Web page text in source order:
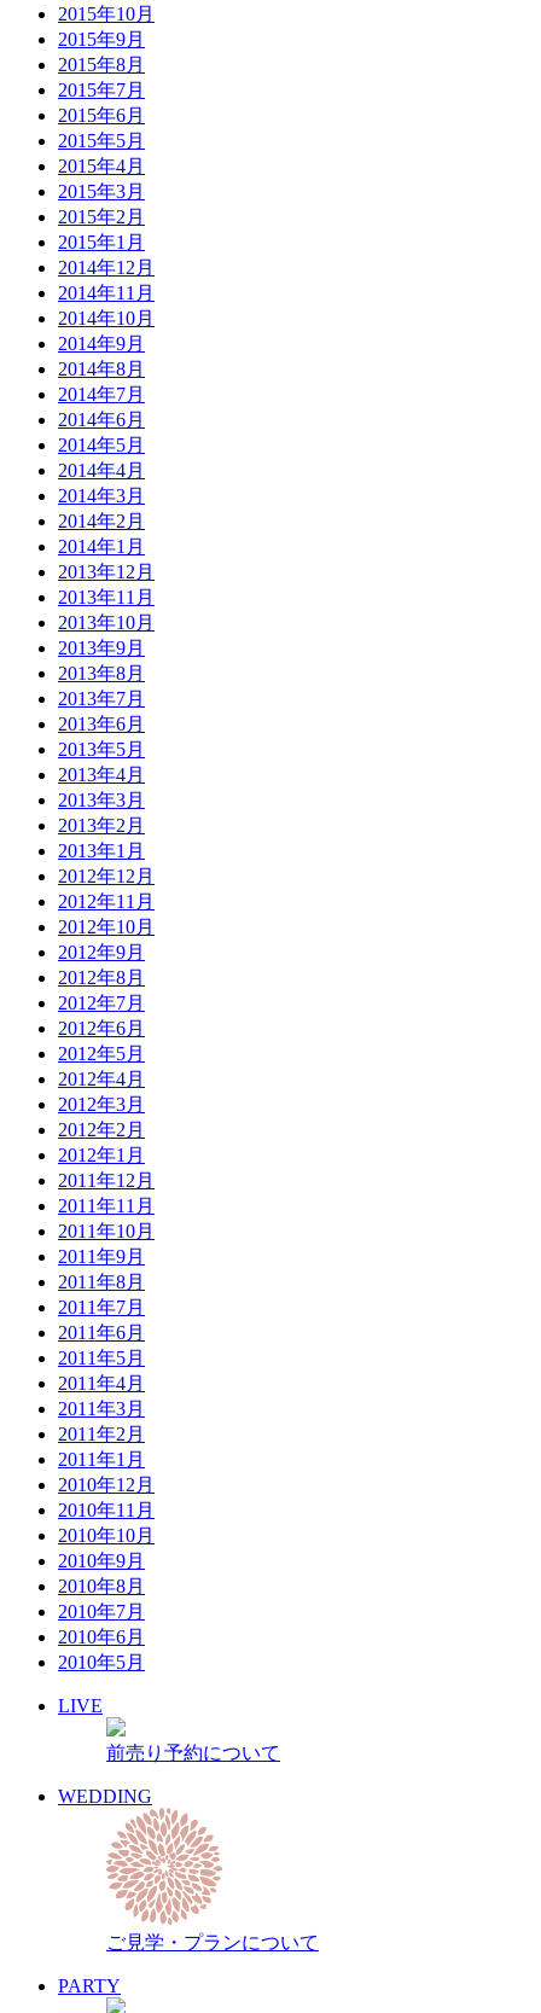
2015年10月
2015年9月
2015年8月
2015年7月
2015年6月
2015年5月
2015年4月
2015年3月
2015年2月
2015年1月
2014年12月
2014年11月
2014年10月
2014年9月
2014年8月
2014年7月
2014年6月
2014年5月
2014年4月
2014年3月
2014年2月
2014年1月
2013年12月
2013年11月
2013年10月
2013年9月
2013年8月
2013年7月
2013年6月
2013年5月
2013年4月
2013年3月
2013年2月
2013年1月
2012年12月
2012年11月
2012年10月
2012年9月
2012年8月
2012年7月
2012年6月
2012年5月
2012年4月
2012年3月
2012年2月
2012年1月
2011年12月
2011年11月
2011年10月
2011年9月
2011年8月
2011年7月
2011年6月
2011年5月
2011年4月
2011年3月
2011年2月
2011年1月
2010年12月
2010年11月
2010年10月
2010年9月
2010年8月
2010年7月
2010年6月
2010年5月
LIVE
前売り予約について
WEDDING
ご見学・プランについて
PARTY